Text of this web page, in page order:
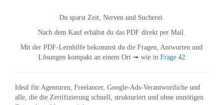
Du sparst Zeit, Nerven und Sucherei.
Nach dem Kauf erhältst du das PDF direkt per Mail.
Mit der PDF-Lernhilfe bekommst du die Fragen, Antworten und
Lösungen kompakt an einem Ort ➟ wie in Frage 42
Ideal für Agenturen, Freelancer, Google-Ads-Verantwortliche und
alle, die die Zertifizierung schnell, strukturiert und ohne unnötigen